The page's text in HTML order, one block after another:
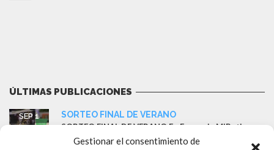
Gestionar el consentimiento de
ÚLTIMAS PUBLICACIONES
SORTEO FINAL DE VERANO
SEP 1
SORTEO FINAL DE VERANO En Farmacia MiBotica